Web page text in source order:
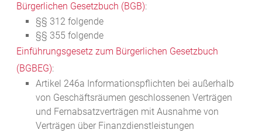
Bürgerlichen Gesetzbuch (BGB):
§§ 312 folgende
§§ 355 folgende
Einführungsgesetz zum Bürgerlichen Gesetzbuch
(BGBEG):
Artikel 246a Informationspflichten bei außerhalb
von Geschäftsräumen geschlossenen Verträgen
und Fernabsatzverträgen mit Ausnahme von
Verträgen über Finanzdienstleistungen